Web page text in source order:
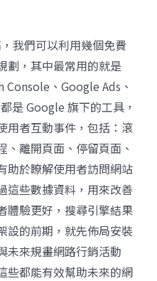
我們可以利用幾個免費
劃，其中最常用的就是
、Google Ads、
是 Google 旗下的工具，
用者互動事件，包括：滾
離開頁面、停留頁面、
於瞭解使用者訪問網站
這些數據資料，用來改善
體驗更好，搜尋引擎結果
設的前期，就先佈局安裝
未來規畫網路行銷活動
些都能有效幫助未來的網